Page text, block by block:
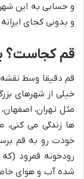
و حسابی به این
و بدونی کجای
قم کجاست؟
قم دقیقا وسط نقشه
خیلی از شهرهای
مثل تهران،
ها زندگی می
خودت رو به قم
رودخونه قمرود
شده آب و هوای